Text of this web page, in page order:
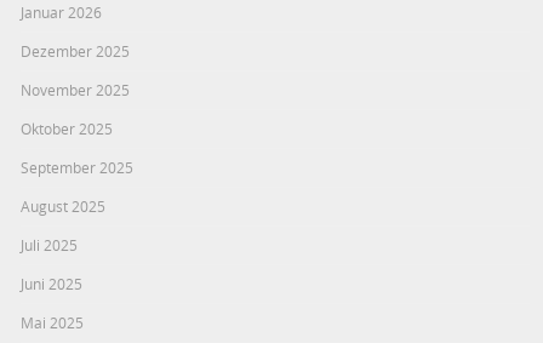
Januar 2026
Dezember 2025
November 2025
Oktober 2025
September 2025
August 2025
Juli 2025
Juni 2025
Mai 2025